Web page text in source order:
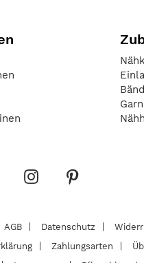
Garn
AGB Datenschutz
Zahlungsarten